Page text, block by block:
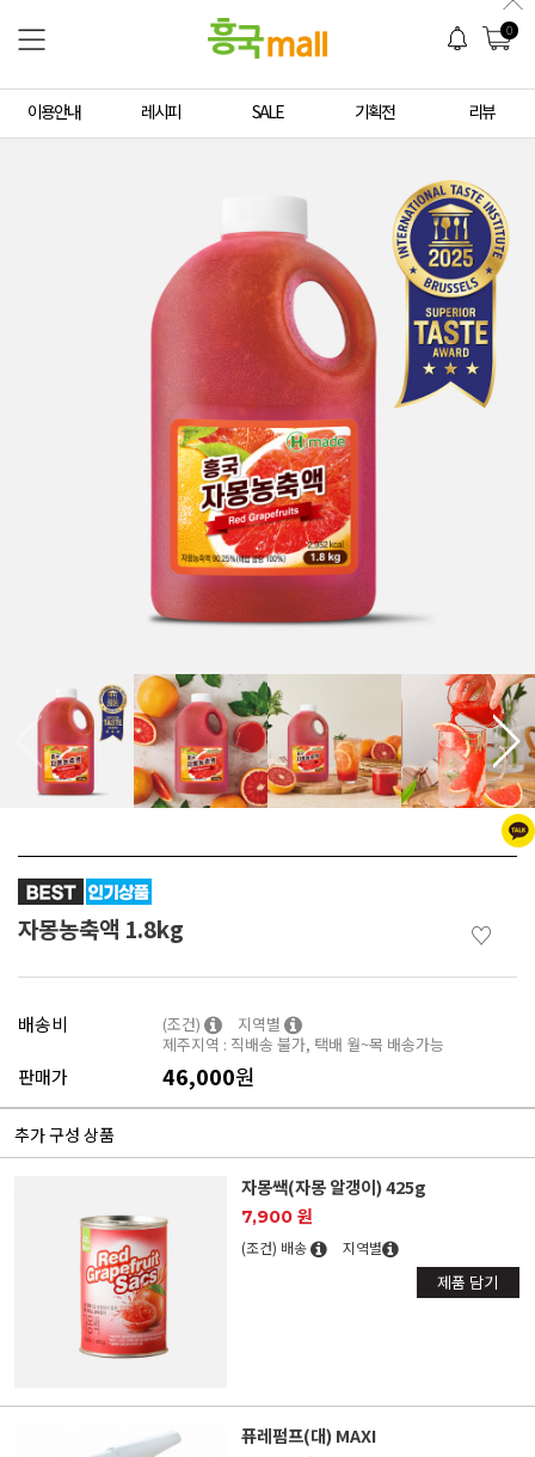
0
이용안내 레시피 SALE 기획전 리뷰
자몽농축액 1.8kg ♡
배송비 (조건)
지역별
제주지역 : 직배송 불가, 택배 월~목 배송가능
판매가 46,000원
추가 구성 상품
자몽쌕(자몽 알갱이) 425g
7,900 원
(조건) 배송 지역별
제품 담기
퓨레펌프(대) MAXI